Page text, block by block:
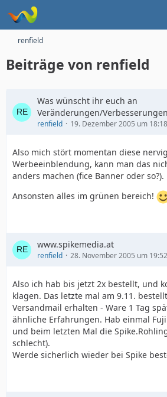
renfield
Beiträge von renfield
Was wünscht ihr euch an
Veränderungen/Verbesserungen
renfield 19. Dezember 2005 um 18:18
Also mich stört momentan diese
Werbeeinblendung, kann man das
anders machen (fice Banner oder so?).
Ansonsten alles im grünen bereich!
www.spikemedia.at
renfield 28. November 2005 um 19:52
Also ich hab bis jetzt 2x bestellt, und
klagen. Das letzte mal am 9.11.
Versandmail erhalten - Ware 1 Tag
ähnliche Erfahrungen. Hab einmal
und beim letzten Mal die
schlecht).
Werde sicherlich wieder bei Spike